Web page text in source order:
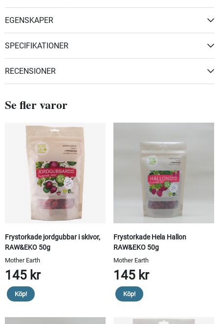
EGENSKAPER
SPECIFIKATIONER
RECENSIONER
Se fler varor
Frystorkade jordgubbar i skivor,
RAW&EKO 50g
Mother Earth
145 kr
Köp!
Frystorkade Hela Hallon
RAW&EKO 50g
Mother Earth
145 kr
Köp!